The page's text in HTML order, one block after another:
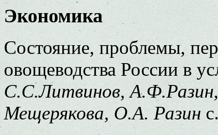
Экономика
Состояние, проблемы,
овощеводства России в
С.С.Литвинов,
Мещерякова, О.А. Разин